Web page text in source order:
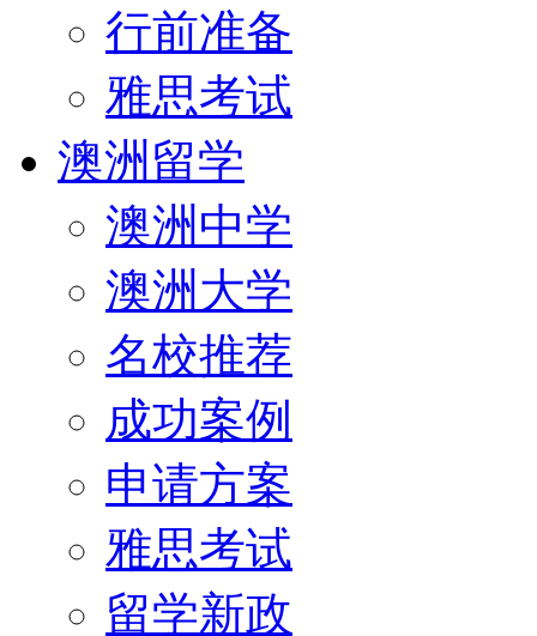
行前准备
雅思考试
澳洲留学
澳洲中学
澳洲大学
名校推荐
成功案例
申请方案
雅思考试
留学新政